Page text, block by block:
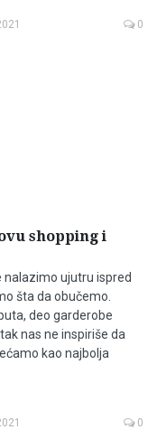
0
shopping i
nalazimo ujutru ispred
šta da obučemo.
deo garderobe
nas ne inspiriše da
kao najbolja
0